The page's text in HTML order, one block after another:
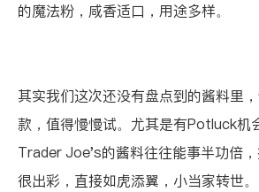
的魔法粉，咸香适口，用途多样。
其实我们这次还没有盘点到的酱料里
款，值得慢慢试。尤其是有Potluck机
Trader Joe's的酱料往往能事半功倍
很出彩，直接如虎添翼，小当家转世